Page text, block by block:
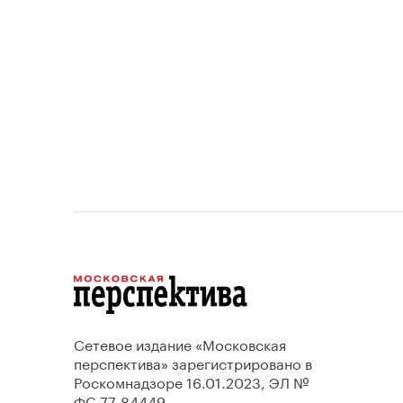
Сетевое издание «Московская
перспектива» зарегистрировано в
Роскомнадзоре 16.01.2023, ЭЛ №